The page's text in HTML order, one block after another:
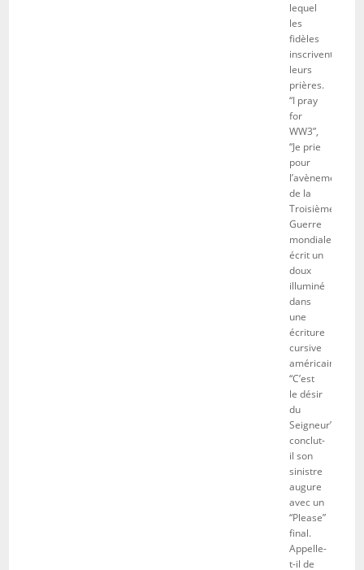
lequel
les
fidèles
inscrivent
leurs
prières.
“I pray
for
WW3”,
“Je prie
pour
l’avènement
de la
Troisième
Guerre
mondiale”,
écrit un
doux
illuminé
dans
une
écriture
cursive
américaine.
“C’est
le désir
du
Seigneur”,
conclut-
il son
sinistre
augure
avec un
“Please”
final.
Appelle-
t-il de